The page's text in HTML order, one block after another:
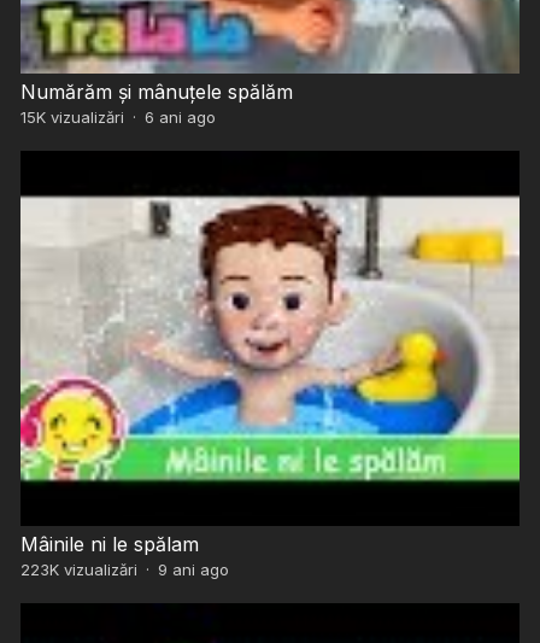
Numărăm și mânuțele spălăm
15Kvizualizări · 6 ani ago
Mâinile ni le spălam
223Kvizualizări · 9 ani ago